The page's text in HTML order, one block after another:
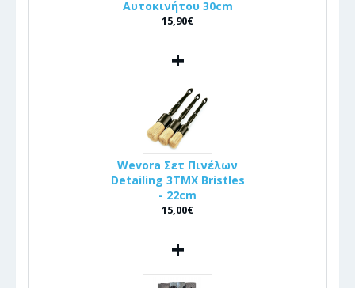
Αυτοκινήτου 30cm
15,90€
+
Wevora Σετ Πινέλων
Detailing 3ΤΜΧ Bristles
- 22cm
15,00€
+